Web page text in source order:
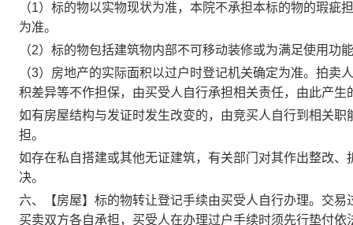
（1） 标的物以实物现状为准，本院不承担本标的物的瑕疵
为准。
（2）标的物包括建筑物内部不可移动装修或为满足使用功
（3） 房地产的实际面积以过户时登记机关确定为准。拍卖
积差异等不作担保，由买受人自行承担相关责任，由此产
如有房屋结构与发证时发生改变的，由竞买人自行到相关职
担。
如存在私自搭建或其他无证建筑，有关部门对其作出整改
决。
六、 【房屋】 标的物转让登记手续由买受人自行办理。 交易
买卖双方各自承担 ，买受人在办理过户手续时须先行垫付